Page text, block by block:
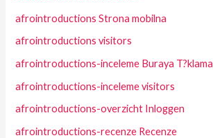
afrointroductions Strona mobilna
afrointroductions visitors
afrointroductions-inceleme Buraya T?klama
afrointroductions-inceleme visitors
afrointroductions-overzicht Inloggen
afrointroductions-recenze Recenze